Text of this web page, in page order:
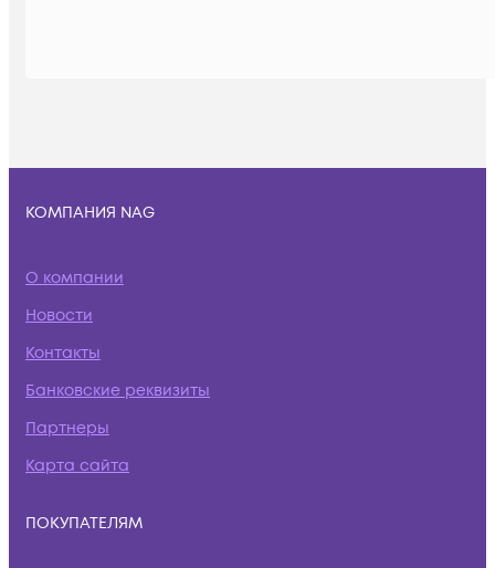
КОМПАНИЯ NAG
О компании
Новости
Контакты
Банковские реквизиты
Партнеры
Карта сайта
ПОКУПАТЕЛЯМ